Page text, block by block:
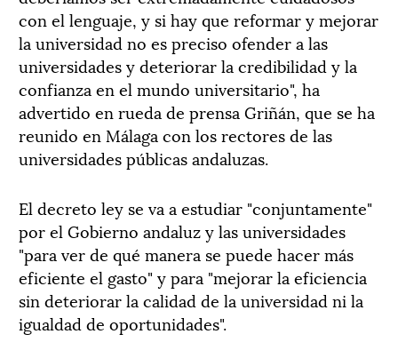
con el lenguaje, y si hay que reformar y mejorar
la universidad no es preciso ofender a las
universidades y deteriorar la credibilidad y la
confianza en el mundo universitario", ha
advertido en rueda de prensa Griñán, que se ha
reunido en Málaga con los rectores de las
universidades públicas andaluzas.
El decreto ley se va a estudiar "conjuntamente"
por el Gobierno andaluz y las universidades
"para ver de qué manera se puede hacer más
eficiente el gasto" y para "mejorar la eficiencia
sin deteriorar la calidad de la universidad ni la
igualdad de oportunidades".